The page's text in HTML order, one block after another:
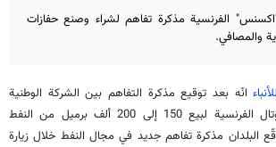
الفرنسية مذكرة تفاهم لشراء وصنع حفازات
والمصافي.
انّه بعد توقيع مذكرة التفاهم بين الشركة الوطنية
الايرانية للنفط وشركة توتال الفرنسية لبيع 150 إلى 200 ألف برميل من النفط
البلدان مذكرة تفاهم جديد في مجال النفط خلال زيارة